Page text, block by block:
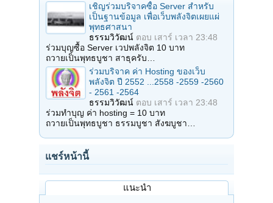
เชิญร่วมบริจาคซื้อ Server สำหรับ
เป็นฐานข้อมูล เพื่อเว็บพลังจิตเผยแผ่
พุทธศาสนา
ธรรมวิวัฒน์ ตอบ เสาร์ เวลา 23:48
ร่วมบุญซื้อ Server เวปพลังจิต 10 บาท
ถวายเป็นพุทธบูชา สาธุครับ…
ร่วมบริจาค ค่า Hosting ของเว็บ
พลังจิต ปี 2552 ...2558 -2559 -2560
- 2561 -2564
ธรรมวิวัฒน์ ตอบ เสาร์ เวลา 23:48
ร่วมทำบุญ ค่า hosting = 10 บาท
ถวายเป็นพุทธบูชา ธรรมบูชา สังฆบูชา…
แชร์หน้านี้
แนะนำ